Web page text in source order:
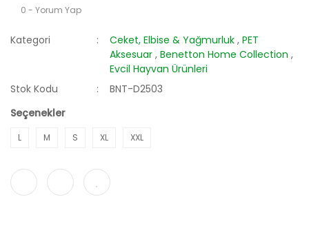
0 - Yorum Yap
Kategori Ceket, Elbise & Yağmurluk ,PET
Aksesuar ,Benetton Home Collection ,
Evcil Hayvan Ürünleri
Stok Kodu
BNT-D2503
Seçenekler
L M S XL XXL